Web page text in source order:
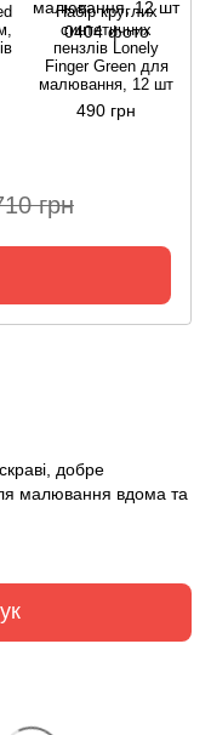
Набір круглих
синтетичних
пензлів Lonely
Finger Green для
малювання, 12 шт
490 грн
грн
добре
малювання вдома та